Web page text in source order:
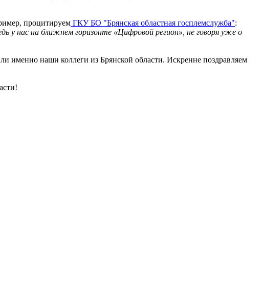
процитируем ГКУ БО "Брянская областная госплемслужба":
у нас на ближнем горизонте «Цифровой регион», не говоря уже о
именно наши коллеги из Брянской области. Искренне поздравляем